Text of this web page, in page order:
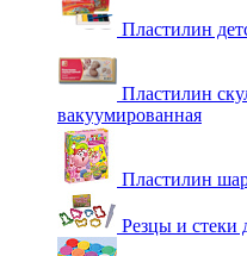
Пластилин
Пластилин
вакуумированная
Пластилин
Резцы и стеки